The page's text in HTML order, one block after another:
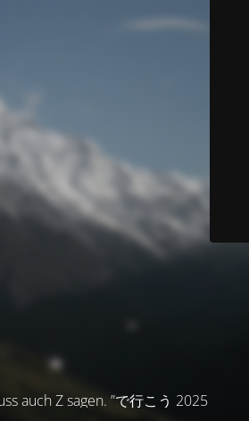
auch Z sagen. ”で行こう 2025